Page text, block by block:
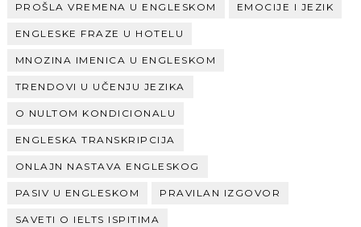
PROŠLA VREMENA U ENGLESKOM EMOCIJE I JEZIK
ENGLESKE FRAZE U HOTELU
MNOZINA IMENICA U ENGLESKOM
TRENDOVI U UČENJU JEZIKA
O NULTOM KONDICIONALU
ENGLESKA TRANSKRIPCIJA
ONLAJN NASTAVA ENGLESKOG
PASIV U ENGLESKOM PRAVILAN IZGOVOR
SAVETI O IELTS ISPITIMA